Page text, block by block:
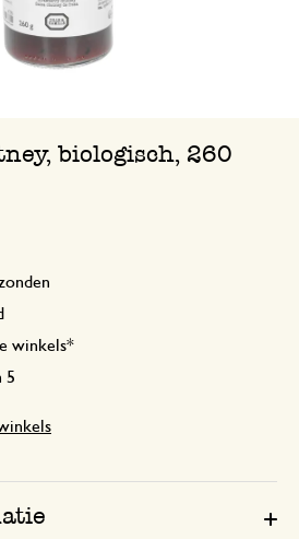
biologisch, 260
winkels*
5
Heerlijk